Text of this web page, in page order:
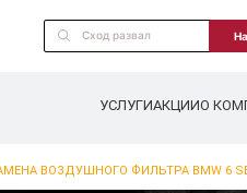
УСЛУГИАКЦИИО
ВОЗДУШНОГО ФИЛЬТРА BMW 6